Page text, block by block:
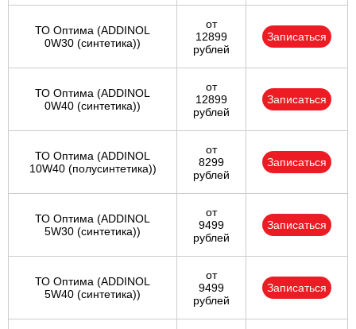
ТО Оптима (ADDINOL
0W30 (синтетика))
от
12899
рублей
Записаться
ТО Оптима (ADDINOL
0W40 (синтетика))
от
12899
рублей
Записаться
ТО Оптима (ADDINOL
10W40 (полусинтетика))
от
8299
рублей
Записаться
ТО Оптима (ADDINOL
5W30 (синтетика))
от
9499
рублей
Записаться
ТО Оптима (ADDINOL
5W40 (синтетика))
от
9499
рублей
Записаться